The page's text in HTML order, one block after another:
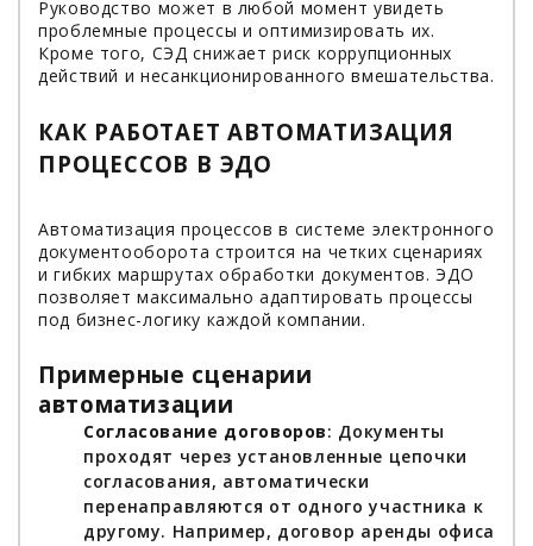
Руководство может в любой момент увидеть
проблемные процессы и оптимизировать их.
Кроме того, СЭД снижает риск коррупционных
действий и несанкционированного вмешательства.
КАК РАБОТАЕТ АВТОМАТИЗАЦИЯ
ПРОЦЕССОВ В ЭДО
Автоматизация процессов в системе электронного
документооборота строится на четких сценариях
и гибких маршрутах обработки документов. ЭДО
позволяет максимально адаптировать процессы
под бизнес-логику каждой компании.
Примерные сценарии
автоматизации
Согласование договоров: Документы
проходят через установленные цепочки
согласования, автоматически
перенаправляются от одного участника к
другому. Например, договор аренды офиса